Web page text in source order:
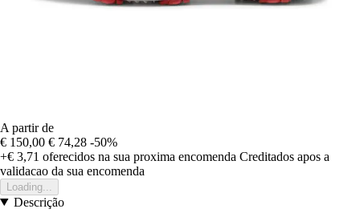
A partir de
€ 150,00 € 74,28 -50%
+€ 3,71 oferecidos na sua proxima encomenda Creditados apos a
validacao da sua encomenda
Loading...
Descrição